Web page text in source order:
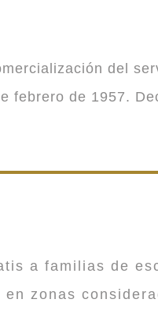
del
febrero de 1957.
a familias de
zonas